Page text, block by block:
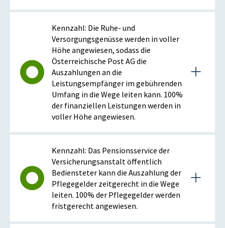
Details zur Kennzahl
2014
Anmerkung: positiv bei steigender Kennzahl
ISTWERT
%
ZIELZUSTAND
%
Erläuterung der Entwicklung
100% wurden erreicht. Keine Abweichung.
Kennzahl: Die Ruhe- und
Versorgungsgenüsse werden in voller
Höhe angewiesen, sodass die
Österreichische Post AG die
Auszahlungen an die
Leistungsempfänger im gebührenden
Umfang in die Wege leiten kann. 100%
der finanziellen Leistungen werden in
voller Höhe angewiesen.
Details zur Kennzahl
2014
Anmerkung: positiv bei steigender Kennzahl
Kennzahl: Das Pensionsservice der
Versicherungsanstalt öffentlich
Bediensteter kann die Auszahlung der
Pflegegelder zeitgerecht in die Wege
leiten. 100% der Pflegegelder werden
fristgerecht angewiesen.